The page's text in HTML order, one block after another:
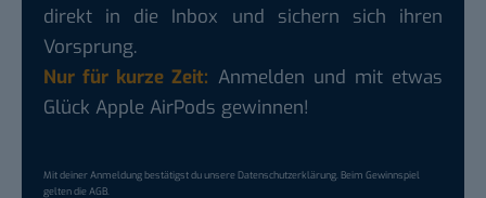
direkt in die Inbox und sichern sich ihren
Vorsprung.
Nur für kurze Zeit: Anmelden und mit etwas
Glück Apple AirPods gewinnen!
Mit deiner Anmeldung bestätigst du unsereDatenschutzerklärung. Beim Gewinnspiel
gelten dieAGB.